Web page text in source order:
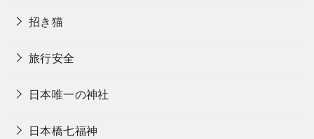
招き猫
旅行安全
日本唯一の神社
日本橋七福神